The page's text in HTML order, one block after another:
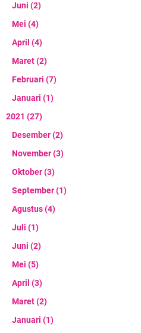
Juni (2)
Mei (4)
April (4)
Maret(2)
Februari (7)
Januari (1)
2021 (27)
Desember(2)
November(3)
Oktober(3)
September(1)
Agustus(4)
Juli (1)
Juni (2)
Mei (5)
April (3)
Maret(2)
Januari (1)